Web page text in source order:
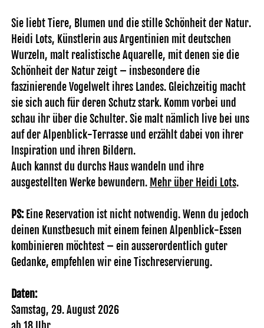
Sie liebt Tiere, Blumen und die stille Schönheit der Natur.
Heidi Lots, Künstlerin aus Argentinien mit deutschen
Wurzeln, malt realistische Aquarelle, mit denen sie die
Schönheit der Natur zeigt – insbesondere die
faszinierende Vogelwelt ihres Landes. Gleichzeitig macht
sie sich auch für deren Schutz stark. Komm vorbei und
schau ihr über die Schulter. Sie malt nämlich live bei uns
auf der Alpenblick-Terrasse und erzählt dabei von ihrer
Inspiration und ihren Bildern.
Auch kannst du durchs Haus wandeln und ihre
ausgestellten Werke bewundern. Mehr über Heidi Lots.
PS: Eine Reservation ist nicht notwendig. Wenn du jedoch
deinen Kunstbesuch mit einem feinen Alpenblick-Essen
kombinieren möchtest – ein ausserordentlich guter
Gedanke, empfehlen wir eine Tischreservierung.
Daten:
Samstag, 29. August 2026